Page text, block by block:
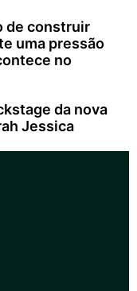
de construir
uma pressão
no
da nova
Jessica